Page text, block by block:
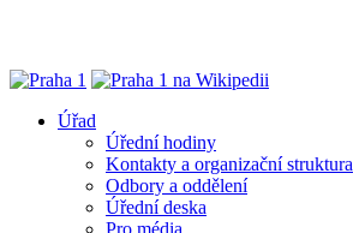
Úřad
Úřední hodiny
Kontakty a organizační struktura
Odbory a oddělení
Úřední deska
Pro média